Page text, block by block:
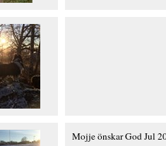
Mojje önskar God Jul